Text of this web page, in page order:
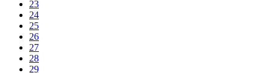
23
24
25
26
27
28
29